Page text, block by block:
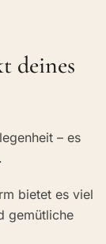
deines
– es
bietet es viel
gemütliche